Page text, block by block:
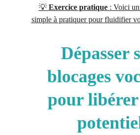
💡 Exercice pratique : Voici un
simple à pratiquer pour fluidifier
Dépasser
blocages
pour libérer